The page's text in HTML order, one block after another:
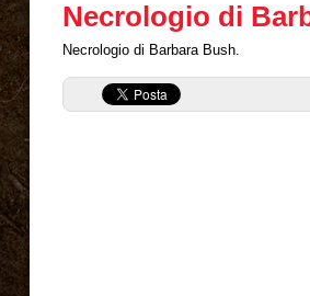
Necrologio di
Necrologio di Barbara Bush.